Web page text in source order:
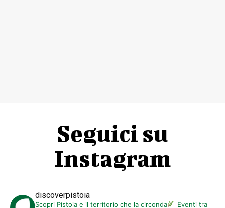
Seguici su
Instagram
discoverpistoia
Scopri Pistoia e il territorio che la circonda
Eventi tra